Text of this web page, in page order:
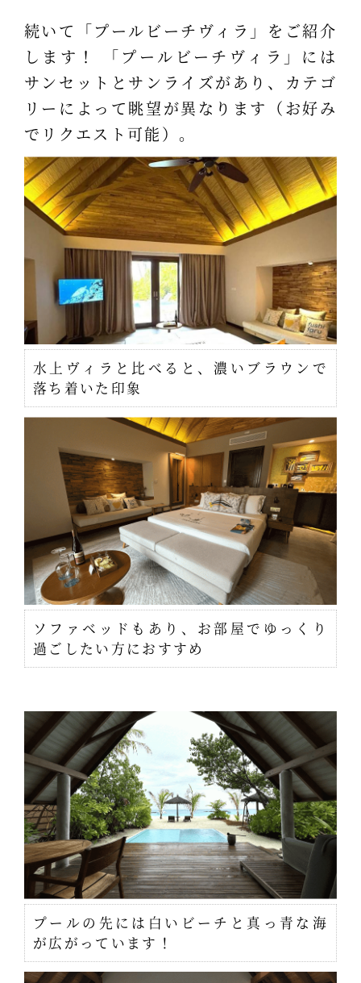
続いて「プールビーチヴィラ」をご紹介
します！ 「プールビーチヴィラ」には
サンセットとサンライズがあり、カテゴ
リーによって眺望が異なります（お好み
でリクエスト可能）。
水上ヴィラと比べると、濃いブラウンで
落ち着いた印象
ソファベッドもあり、お部屋でゆっくり
過ごしたい方におすすめ
プールの先には白いビーチと真っ青な海
が広がっています！